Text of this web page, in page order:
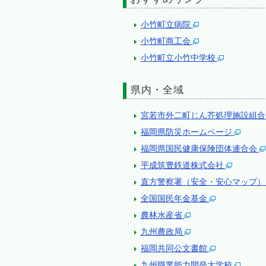
小竹町立病院
小竹町商工会
小竹町立小竹中学校
県内・全域
宮若市外二町じん芥処理施設組
福岡県防災ホームページ
福岡県国民健康保険団体連合会
平成筑豊鉄道株式会社
直方警察署（安全・安心マップ
全国国民年金基金
農林水産省
九州農政局
福岡共同公文書館